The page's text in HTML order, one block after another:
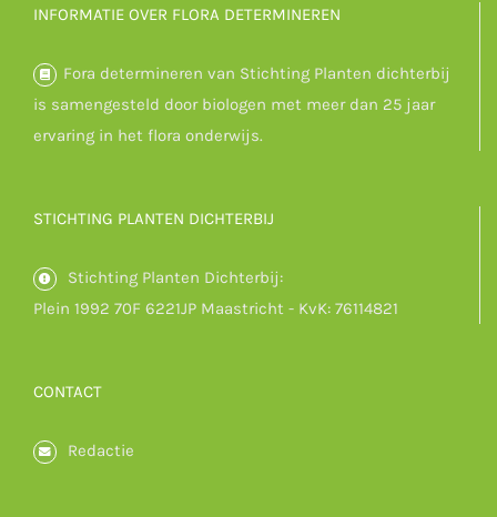
INFORMATIE OVER FLORA DETERMINEREN
Fora determineren van Stichting Planten dichterbij
is samengesteld door biologen met meer dan 25 jaar
ervaring in het flora onderwijs.
STICHTING PLANTEN DICHTERBIJ
Stichting Planten Dichterbij:
Plein 1992 70F 6221JP Maastricht - KvK: 76114821
CONTACT
Redactie